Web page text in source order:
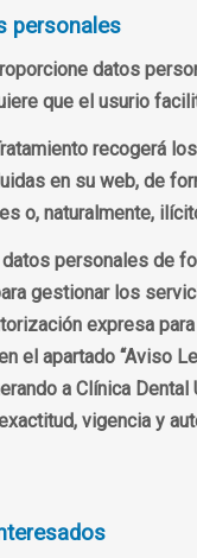
personales
datos
que el usurio
recogerá
en su web, de
o, naturalmente,
personales de
gestionar los
expresa
el apartado “Aviso
a Clínica
vigencia y